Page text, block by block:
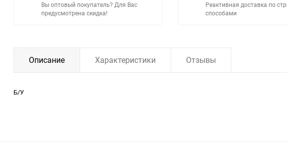
Вы оптовый покупатель? Для Вас
предусмотрена скидка!
Реактивная доставка по
способами
Описание Характеристики Отзывы
Б/У